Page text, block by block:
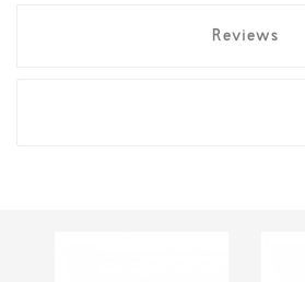
Reviews